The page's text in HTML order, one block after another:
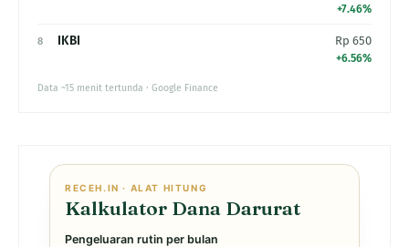
+7.46%
8 IKBI Rp 650
+6.56%
Data ~15 menit tertunda · Google Finance
RECEH.IN · ALAT HITUNG
Kalkulator Dana Darurat
Pengeluaran rutin per bulan